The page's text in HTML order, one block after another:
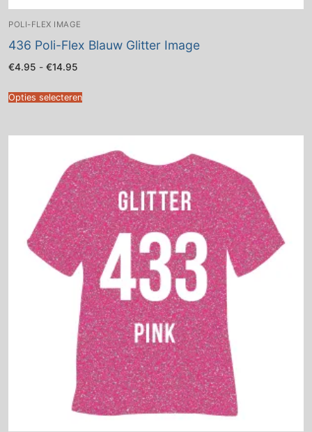
POLI-FLEX IMAGE
436 Poli-Flex Blauw Glitter Image
€4.95 - €14.95
€14.95
Opties selecteren